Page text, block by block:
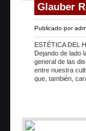
Glauber
Publicado por
ESTÉTICA DEL
Dejando de lado
general de las
entre nuestra
que, también,